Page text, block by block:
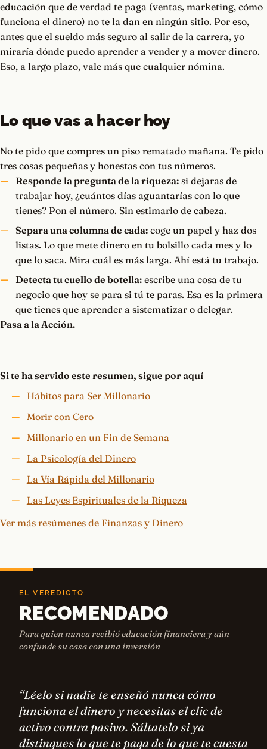
educación que de verdad te paga (ventas, marketing, cómo
funciona el dinero) no te la dan en ningún sitio. Por eso,
antes que el sueldo más seguro al salir de la carrera, yo
miraría dónde puedo aprender a vender y a mover dinero.
Eso, a largo plazo, vale más que cualquier nómina.
Lo que vas a hacer hoy
No te pido que compres un piso rematado mañana. Te pido
tres cosas pequeñas y honestas con tus números.
Responde la pregunta de la riqueza:si dejaras de
trabajar hoy, ¿cuántos días aguantarías con lo que
tienes? Pon el número. Sin estimarlo de cabeza.
Separa una columna de cada:coge un papel y haz dos
listas. Lo que mete dinero en tu bolsillo cada mes y lo
que lo saca. Mira cuál es más larga. Ahí está tu trabajo.
Detecta tu cuello de botella:escribe una cosa de tu
negocio que hoy se para si tú te paras. Esa es la primera
que tienes que aprender a sistematizar o delegar.
Pasa a la Acción.
Si te ha servido este resumen, sigue por aquí
Hábitos para Ser Millonario
Morir con Cero
Millonario en un Fin de Semana
La Psicología del Dinero
La Vía Rápida del Millonario
Las Leyes Espirituales de la Riqueza
Ver más resúmenes de Finanzas y Dinero
EL VEREDICTO
RECOMENDADO
Para quien nunca recibió educación financiera y aún
confunde su casa con una inversión
“Léelo si nadie te enseñó nunca cómo
funciona el dinero y necesitas el clic de
activo contra pasivo. Sáltatelo si ya
distingues lo que te paga de lo que te cuesta